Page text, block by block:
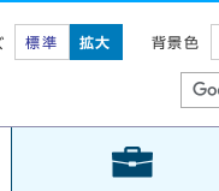
標準 拡大 背景色